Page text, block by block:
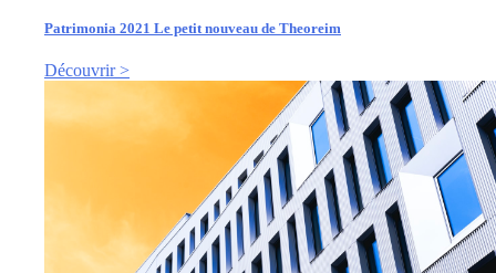
Patrimonia 2021 Le petit nouveau de Theoreim
Découvrir >